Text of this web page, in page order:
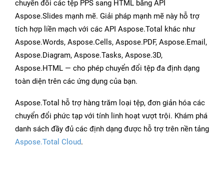
chuyển đổi các tệp PPS sang HTML bằng API
Aspose.Slides mạnh mẽ. Giải pháp mạnh mẽ này hỗ trợ
tích hợp liền mạch với các API Aspose.Total khác như
Aspose.Words, Aspose.Cells, Aspose.PDF, Aspose.Email,
Aspose.Diagram, Aspose.Tasks, Aspose.3D,
Aspose.HTML — cho phép chuyển đổi tệp đa định dạng
toàn diện trên các ứng dụng của bạn.
Aspose.Total hỗ trợ hàng trăm loại tệp, đơn giản hóa các
chuyển đổi phức tạp với tính linh hoạt vượt trội. Khám phá
danh sách đầy đủ các định dạng được hỗ trợ trên nền tảng
Aspose.Total Cloud.